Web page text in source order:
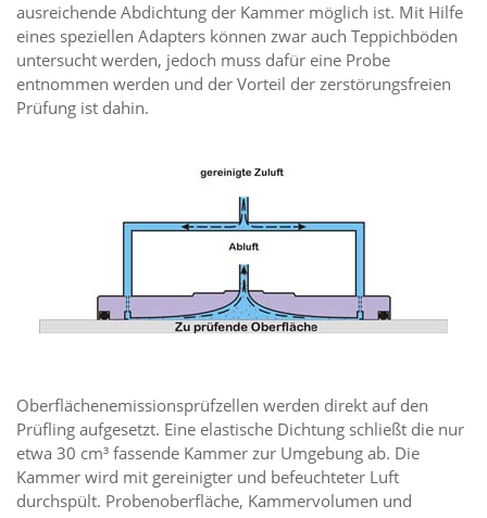
ausreichende Abdichtung der Kammer möglich ist. Mit Hilfe
eines speziellen Adapters können zwar auch Teppichböden
untersucht werden, jedoch muss dafür eine Probe
entnommen werden und der Vorteil der zerstörungsfreien
Prüfung ist dahin.
Oberflächenemissionsprüfzellen werden direkt auf den
Prüfling aufgesetzt. Eine elastische Dichtung schließt die nur
etwa 30 cm³ fassende Kammer zur Umgebung ab. Die
Kammer wird mit gereinigter und befeuchteter Luft
durchspült. Probenoberfläche, Kammervolumen und